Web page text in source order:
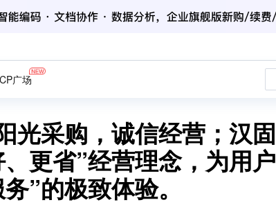
广场
光采购，诚信经营；汉固
更省”经营理念，为用户
”的极致体验。